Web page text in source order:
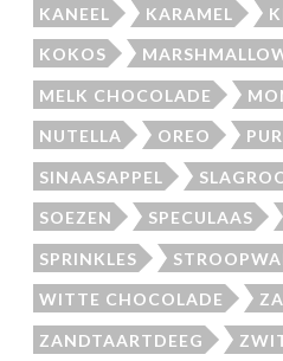
KANEEL KARAMEL
KOKOS
MELK CHOCOLADE
NUTELLA OREO
SINAASAPPEL
SOEZEN SPECULAAS
SPRINKLES
WITTE CHOCOLADE
ZANDTAARTDEEG